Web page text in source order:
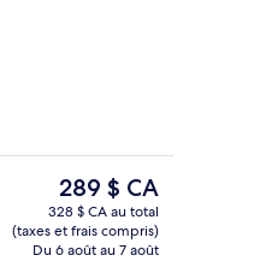
Chambre supérieure double, vue sur
Le
prix
actuel
est
289 $ CA
328 $ CA au total
(taxes et frais compris)
Du 6 août au 7 août